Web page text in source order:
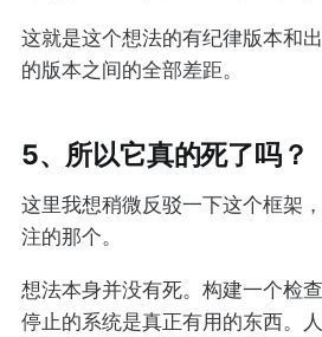
这就是这个想法的有纪律版本和
的版本之间的全部差距。
5、所以它真的死了吗？
这里我想稍微反驳一下这个框架
注的那个。
想法本身并没有死。构建一个检
停止的系统是真正有用的东西。